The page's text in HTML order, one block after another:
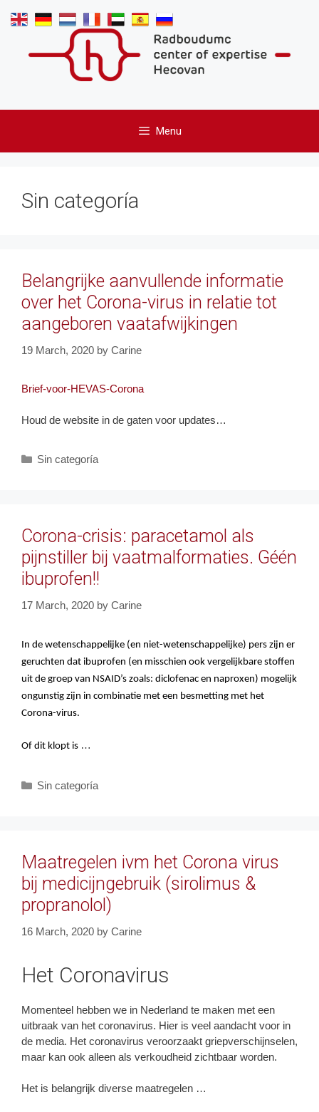
Menu
Sin categoría
Belangrijke aanvullende informatie
over het Corona-virus in relatie tot
aangeboren vaatafwijkingen
19 March, 2020 by Carine
Brief-voor-HEVAS-Corona
Houd de website in de gaten voor updates…
Categories
Sin categoría
Corona-crisis: paracetamol als
pijnstiller bij vaatmalformaties. Géén
ibuprofen!!
17 March, 2020 by Carine
In de wetenschappelijke (en niet-wetenschappelijke) pers zijn er
geruchten dat ibuprofen (en misschien ook vergelijkbare stoffen
uit de groep van NSAID’s zoals: diclofenac en naproxen) mogelijk
ongunstig zijn in combinatie met een besmetting met het
Corona-virus.
Of dit klopt is …
Categories
Sin categoría
Maatregelen ivm het Corona virus
bij medicijngebruik (sirolimus &
propranolol)
16 March, 2020 by Carine
Het Coronavirus
Momenteel hebben we in Nederland te maken met een
uitbraak van het coronavirus. Hier is veel aandacht voor in
de media. Het coronavirus veroorzaakt griepverschijnselen,
maar kan ook alleen als verkoudheid zichtbaar worden.
Het is belangrijk diverse maatregelen …